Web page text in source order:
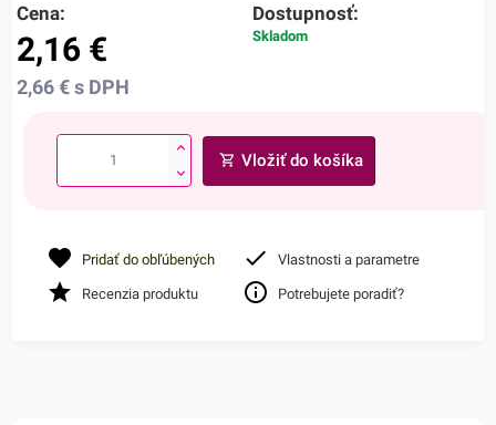
Cena:
2,16 €
2,66€ s DPH
Dostupnosť:
Skladom
Vložiť do košíka
Pridať do obľúbených Vlastnosti a parametre
Recenzia produktu Potrebujete poradiť?